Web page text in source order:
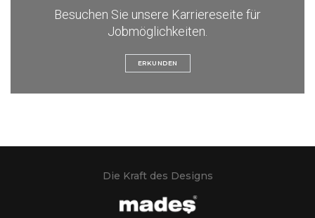
Besuchen Sie unsere Karriereseite für
Jobmöglichkeiten.
ERKUNDEN
Die Kraft des Designs